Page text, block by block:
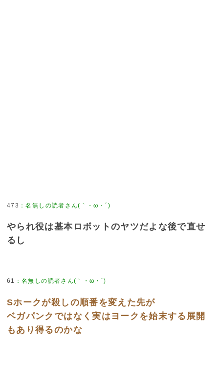
473 ：名無しの読者さん(｀・ω・´)
やられ役は基本ロボットのヤツだよな後で直せ
るし
61 ：名無しの読者さん(｀・ω・´)
Sホークが殺しの順番を変えた先が
ベガパンクではなく実はヨークを始末する展開
もあり得るのかな